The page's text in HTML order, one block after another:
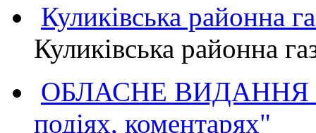
Куликівська районна
Куликівська районна
ОБЛАСНЕ ВИДАННЯ
подіях, коментарях"